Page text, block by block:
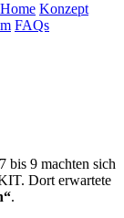
Home Konzept
FAQs
bis 9 machten sich
Dort erwartete
.